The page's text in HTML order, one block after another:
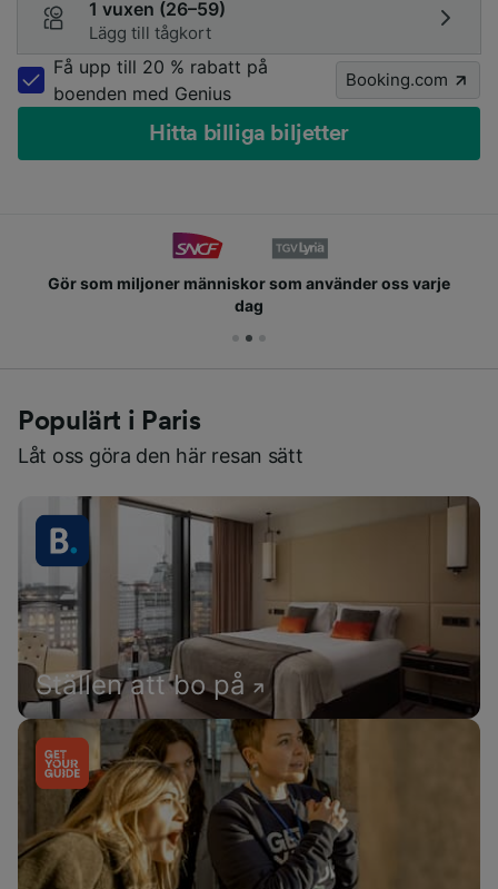
1 vuxen (26–59)
Lägg till tågkort
Få upp till 20 % rabatt på
boenden med Genius
Booking.com
Hitta billiga biljetter
Gör som miljoner människor som använder oss varje
dag
Populärt i Paris
Låt oss göra den här resan sätt
Ställen att bo på